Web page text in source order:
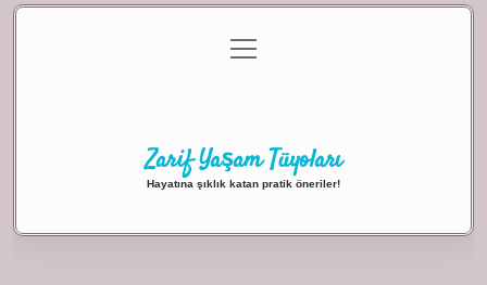
Gizlilik Politikası
menüyü
aç
Zarif Yaşam Tüyoları
Hayatına şıklık katan pratik öneriler!